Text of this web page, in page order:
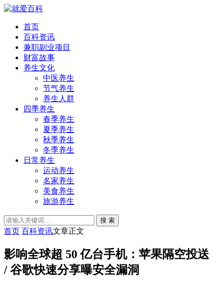
首页
百科资讯
兼职副业项目
财富故事
养生文化
中医养生
节气养生
养生人群
四季养生
春季养生
夏季养生
秋季养生
冬季养生
日常养生
运动养生
名家养生
美食养生
旅游养生
搜 索
首页 百科资讯文章正文
影响全球超 50 亿台手机：苹果隔空投送
/ 谷歌快速分享曝安全漏洞